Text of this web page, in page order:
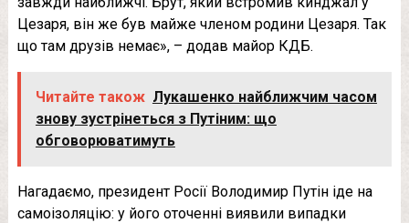
Цезаря, він же був майже членом родини Цезаря. Так
що там друзів немає», – додав майор КДБ.
Читайте також Лукашенко найближчим часом
знову зустрінеться з Путіним: що
обговорюватимуть
Нагадаємо, президент Росії Володимир Путін іде на
самоізоляцію: у його оточенні виявили випадки